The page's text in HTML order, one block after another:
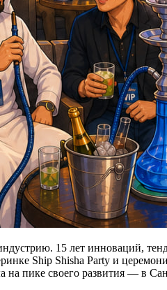
15 лет инноваций,
Ship Shisha Party и
на пике своего развития — в